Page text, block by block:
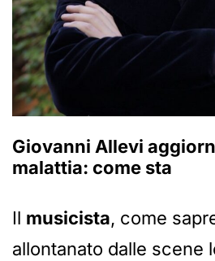
Giovanni Allevi
malattia: come sta
Il musicista, come
allontanato dalle scene